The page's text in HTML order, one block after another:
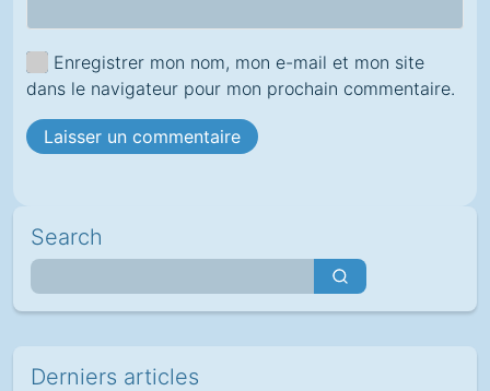
Enregistrer mon nom, mon e-mail et mon site
dans le navigateur pour mon prochain commentaire.
Search
Derniers articles